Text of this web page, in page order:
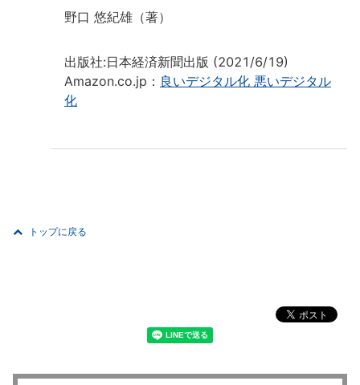
野口 悠紀雄（著）
出版社:日本経済新聞出版 (2021/6/19)
Amazon.co.jp： 良いデジタル化 悪いデジタル
化
トップに戻る